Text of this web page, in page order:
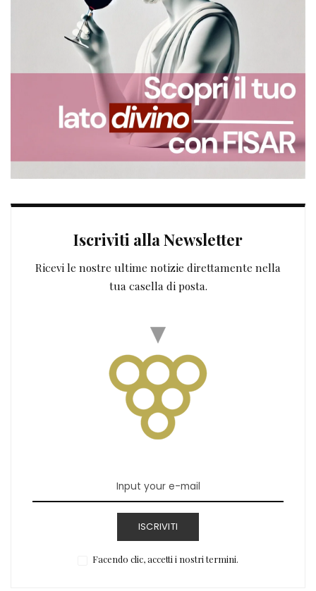
Iscriviti alla Newsletter
Ricevi le nostre ultime notizie direttamente nella
tua casella di posta.
ISCRIVITI
Facendo clic, accetti i nostri termini.